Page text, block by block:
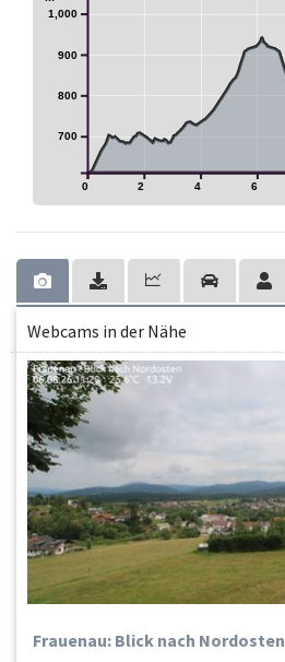
0 2 4 6
700
800
900
1,000
Webcams in der Nähe
Frauenau: Blick nach Nordosten